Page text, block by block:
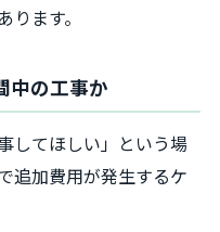
ます。
中の工事か
してほしい」という場
追加費用が発生するケ